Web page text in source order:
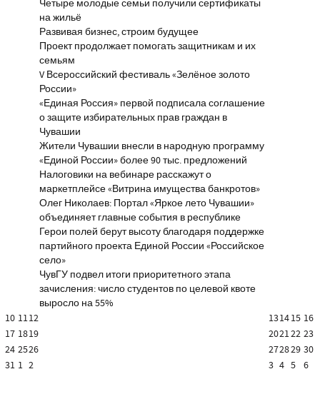
Четыре молодые семьи получили сертификаты
на жильё
Развивая бизнес, строим будущее
Проект продолжает помогать защитникам и их
семьям
V Всероссийский фестиваль «Зелёное золото
России»
«Единая Россия» первой подписала соглашение
о защите избирательных прав граждан в
Чувашии
Жители Чувашии внесли в народную программу
«Единой России» более 90 тыс. предложений
Налоговики на вебинаре расскажут о
маркетплейсе «Витрина имущества банкротов»
Олег Николаев: Портал «Яркое лето Чувашии»
объединяет главные события в республике
Герои полей берут высоту благодаря поддержке
партийного проекта Единой России «Российское
село»
ЧувГУ подвел итоги приоритетного этапа
зачисления: число студентов по целевой квоте
выросло на 55%
10 1112 131415 16
17 1819 202122 23
24 2526 272829 30
31 1 2 3 4 5 6